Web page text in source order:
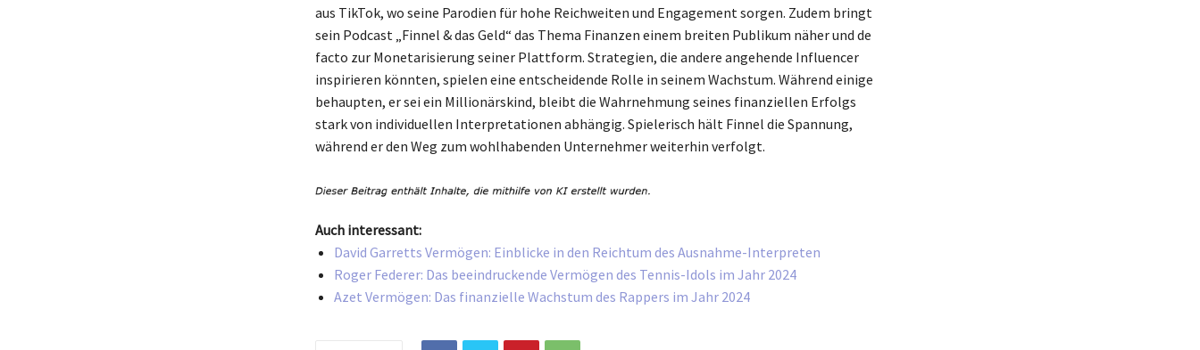
aus TikTok, wo seine Parodien für hohe Reichweiten und Engagement sorgen. Zudem bringt
sein Podcast „Finnel & das Geld“ das Thema Finanzen einem breiten Publikum näher und de
facto zur Monetarisierung seiner Plattform. Strategien, die andere angehende Influencer
inspirieren könnten, spielen eine entscheidende Rolle in seinem Wachstum. Während einige
behaupten, er sei ein Millionärskind, bleibt die Wahrnehmung seines finanziellen Erfolgs
stark von individuellen Interpretationen abhängig. Spielerisch hält Finnel die Spannung,
während er den Weg zum wohlhabenden Unternehmer weiterhin verfolgt.
Auch interessant:
David Garretts Vermögen: Einblicke in den Reichtum des Ausnahme-Interpreten
Roger Federer: Das beeindruckende Vermögen des Tennis-Idols im Jahr 2024
Azet Vermögen: Das finanzielle Wachstum des Rappers im Jahr 2024